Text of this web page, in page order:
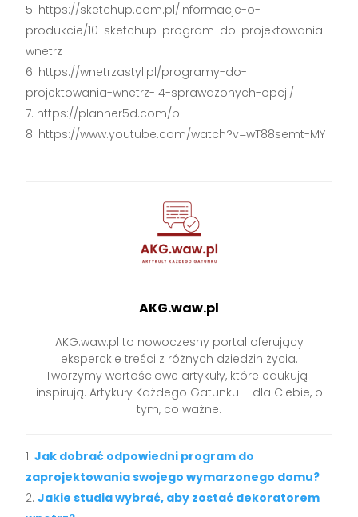
https://sketchup.com.pl/informacje-o-
produkcie/10-sketchup-program-do-projektowania-
wnetrz
https://wnetrzastyl.pl/programy-do-
projektowania-wnetrz-14-sprawdzonych-opcji/
https://planner5d.com/pl
https://www.youtube.com/watch?v=wT88semt-MY
AKG.waw.pl
AKG.waw.pl to nowoczesny portal oferujący
eksperckie treści z różnych dziedzin życia.
Tworzymy wartościowe artykuły, które edukują i
inspirują. Artykuły Każdego Gatunku – dla Ciebie, o
tym, co ważne.
Jak dobrać odpowiedni program do
zaprojektowania swojego wymarzonego domu?
Jakie studia wybrać, aby zostać dekoratorem